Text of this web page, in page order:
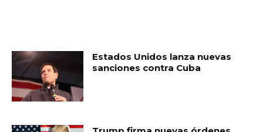
Estados Unidos lanza nuevas
sanciones contra Cuba